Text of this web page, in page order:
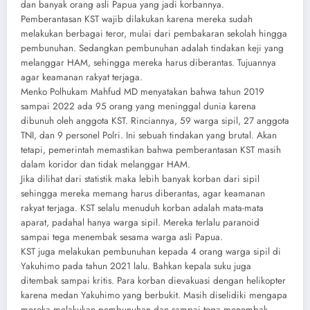
dan banyak orang asli Papua yang jadi korbannya.
Pemberantasan KST wajib dilakukan karena mereka sudah
melakukan berbagai teror, mulai dari pembakaran sekolah hingga
pembunuhan. Sedangkan pembunuhan adalah tindakan keji yang
melanggar HAM, sehingga mereka harus diberantas. Tujuannya
agar keamanan rakyat terjaga.
Menko Polhukam Mahfud MD menyatakan bahwa tahun 2019
sampai 2022 ada 95 orang yang meninggal dunia karena
dibunuh oleh anggota KST. Rinciannya, 59 warga sipil, 27 anggota
TNI, dan 9 personel Polri. Ini sebuah tindakan yang brutal. Akan
tetapi, pemerintah memastikan bahwa pemberantasan KST masih
dalam koridor dan tidak melanggar HAM.
Jika dilihat dari statistik maka lebih banyak korban dari sipil
sehingga mereka memang harus diberantas, agar keamanan
rakyat terjaga. KST selalu menuduh korban adalah mata-mata
aparat, padahal hanya warga sipil. Mereka terlalu paranoid
sampai tega menembak sesama warga asli Papua.
KST juga melakukan pembunuhan kepada 4 orang warga sipil di
Yakuhimo pada tahun 2021 lalu. Bahkan kepala suku juga
ditembak sampai kritis. Para korban dievakuasi dengan helikopter
karena medan Yakuhimo yang berbukit. Masih diselidiki mengapa